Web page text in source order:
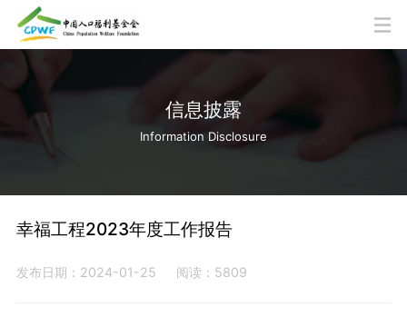
信息披露
Information Disclosure
幸福工程2023年度工作报告
发布日期：2024-01-25 阅读：5809